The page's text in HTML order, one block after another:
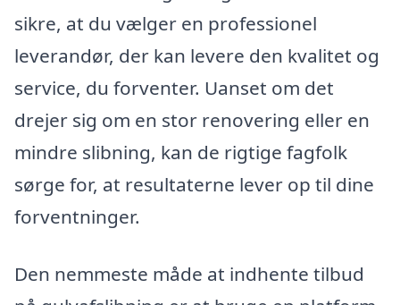
sikre, at du vælger en professionel
leverandør, der kan levere den kvalitet og
service, du forventer. Uanset om det
drejer sig om en stor renovering eller en
mindre slibning, kan de rigtige fagfolk
sørge for, at resultaterne lever op til dine
forventninger.
Den nemmeste måde at indhente tilbud